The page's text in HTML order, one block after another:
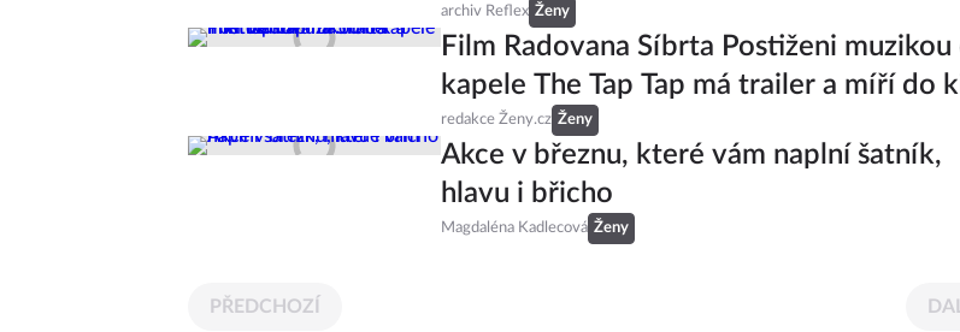
archiv Reflex Ženy
Film Radovana Síbrta Postiženi muzikou
kapele The Tap Tap má trailer a míří do
redakce Ženy.cz Ženy
Akce v březnu, které vám naplní šatník,
hlavu i břicho
Magdaléna Kadlecová Ženy
PŘEDCHOZÍ